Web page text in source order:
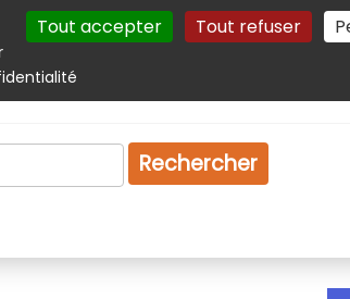
Tout accepter Tout refuser
Autres services Plan du site Gestion des
Droit
Rechercher